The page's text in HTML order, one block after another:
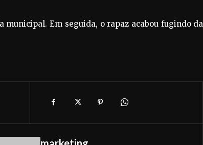
Em seguida, o rapaz acabou fugindo da